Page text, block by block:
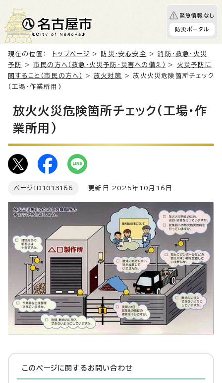
緊急情報なし
防災ポータル
現在の位置： トップページ > 防災・安心安全 >消防・救急・火災
予防
>市民の方へ（救急・火災予防・災害への備え） > 火災予防に
関すること（市民の方へ）
>放火対策
> 放火火災危険箇所チェック
(工場・作業所用)
放火火災危険箇所チェック(工場・作
業所用)
ページID 1013166 更新日 2025年10月16日
このページに関する お問い合わせ